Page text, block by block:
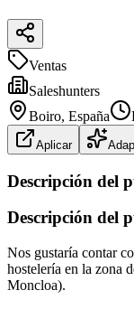
Ventas
Saleshunters
Boiro, España
Aplicar
Descripción del
Descripción del
Nos gustaría contar
hostelería en la zona
Moncloa).